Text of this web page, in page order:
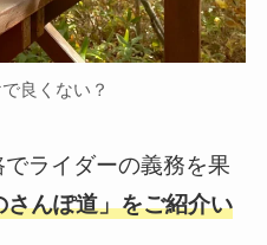
良くない？
ライダーの義務を果
さんぽ道」をご紹介い